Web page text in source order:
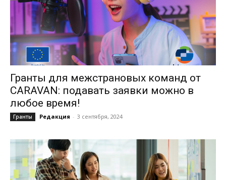
Гранты для межстрановых команд от
CARAVAN: подавать заявки можно в
любое время!
Гранты Редакция - 3 сентября, 2024